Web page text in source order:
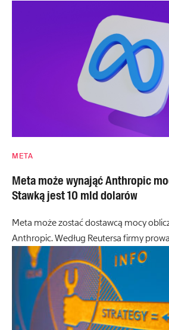
META
Meta może wynająć Anthropic
Stawką jest 10 mld dolarów
Meta może zostać dostawcą mocy
Anthropic. Według Reutersa firmy